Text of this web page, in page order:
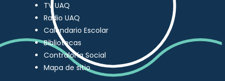
TV UAQ
Radio UAQ
Calendario Escolar
Bibliotecas
Contraloría Social
Mapa de sitio